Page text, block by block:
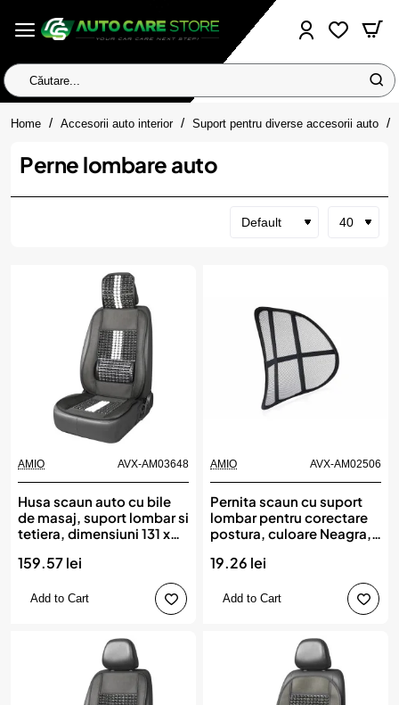
Căutare...
Home homeAccesorii auto interior Suport pentru diverse accesorii auto
Perne lombare auto
AMIO AVX-AM03648
Husa scaun auto cu bile
de masaj, suport lombar si
tetiera, dimensiuni 131 x
AMIO
159.57 lei
Add to Cart
AMIO AVX-AM02506
Pernita scaun cu suport
lombar pentru corectare
postura, culoare Neagra,
19.26 lei
Add to Cart